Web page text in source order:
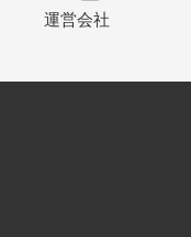
運営会社